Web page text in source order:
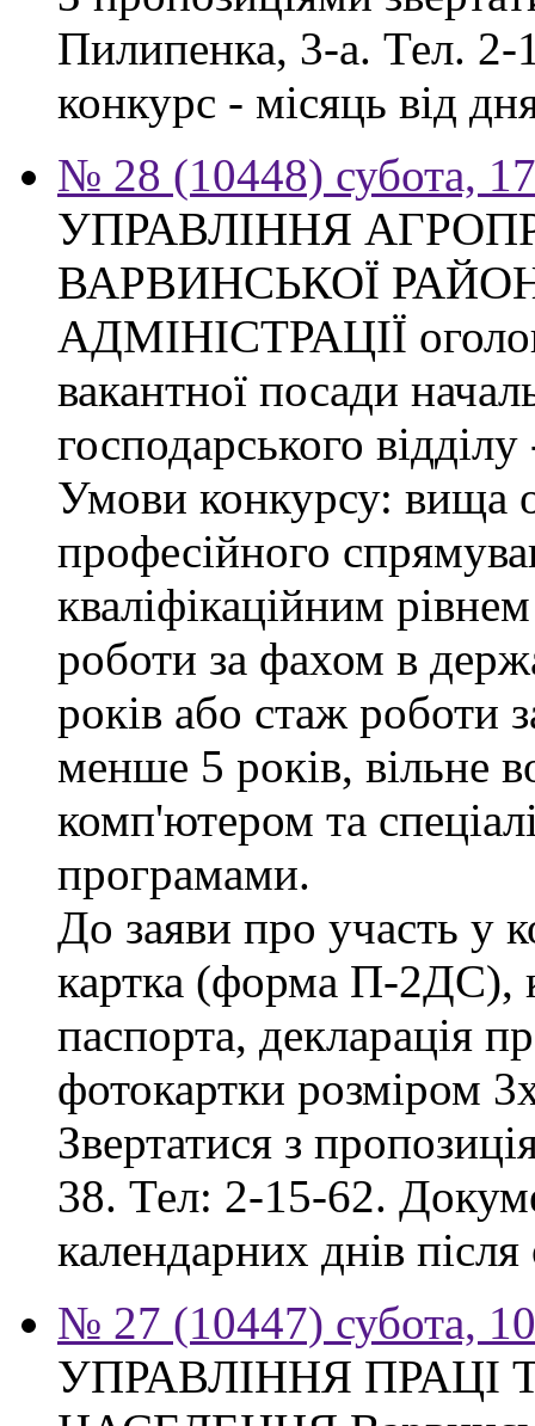
Пилипенка, 3-а. Тел. 2-
конкурс - місяць від
№ 28 (10448) субота,
УПРАВЛІННЯ
ВАРВИНСЬКОЇ
АДМІНІСТРАЦІЇ
вакантної посади
господарського
Умови конкурсу: вища
професійного
кваліфікаційним
роботи за фахом в
років або стаж роботи
менше 5 років, вільне
комп'ютером та
програмами.
До заяви про участь у
картка (форма П-2ДС),
паспорта, декларація
фотокартки розміром
Звертатися з
38. Тел: 2-15-62.
календарних днів
№ 27 (10447) субота,
УПРАВЛІННЯ ПРАЦІ